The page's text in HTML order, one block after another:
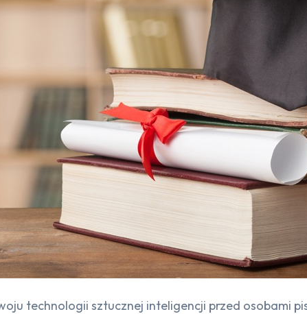
technologii sztucznej inteligencji przed osobami